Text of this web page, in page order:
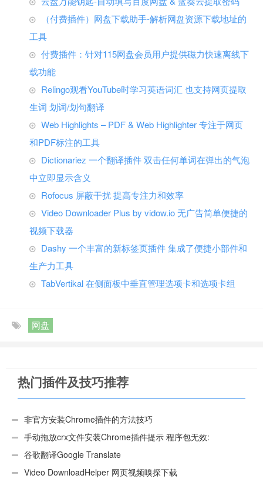
（付费插件）网盘下载助手-解析网盘资源下载地址的
工具
付费插件：针对115网盘会员用户提供磁力快速离线下
载功能
Relingo观看YouTube时学习英语词汇 也支持网页提取
生词 划词/划句翻译
Web Highlights – PDF & Web Highlighter 专注于网页
和PDF标注的工具
Dictionariez 一个翻译插件 双击任何单词在弹出的气泡
中立即显示含义
Rofocus 屏蔽干扰 提高专注力和效率
Video Downloader Plus by vidow.io 无广告简单便捷的
视频下载器
Dashy 一个丰富的新标签页插件 集成了便捷小部件和
生产力工具
TabVertikal 在侧面板中垂直管理选项卡和选项卡组
网盘
热门插件及技巧推荐
非官方安装Chrome插件的方法技巧
手动拖放crx文件安装Chrome插件提示 程序包无效:
“CEX_HEADER_INVALID”的解决办法
谷歌翻译Google Translate
Video DownloadHelper 网页视频嗅探下载